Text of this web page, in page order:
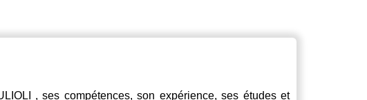
, ses compétences, son expérience, ses études et